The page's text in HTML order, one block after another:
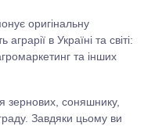
оригінальну
в Україні та світі:
та інших
зернових, соняшнику,
Завдяки цьому ви